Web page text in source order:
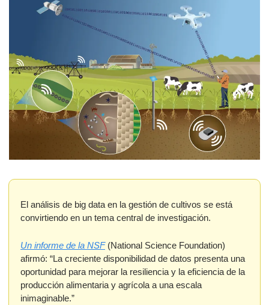
El análisis de big data en la gestión de cultivos se está
convirtiendo en un tema central de investigación.
Un informe de la NSF (National Science Foundation)
afirmó: “La creciente disponibilidad de datos presenta una
oportunidad para mejorar la resiliencia y la eficiencia de la
producción alimentaria y agrícola a una escala
inimaginable.”